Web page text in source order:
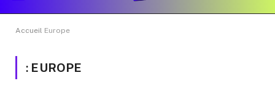
Accueil Europe
: EUROPE